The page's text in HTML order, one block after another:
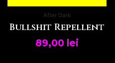
After Dark
Bullshit Repellent
89,00 lei